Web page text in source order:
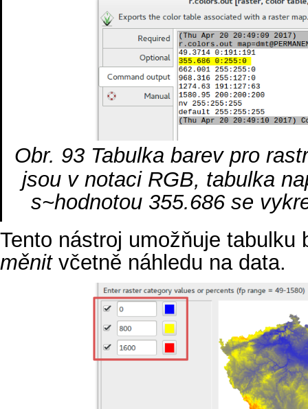
Obr. 93 Tabulka barev pro
jsou v notaci RGB, tabulka
s~hodnotou 355.686 se
Tento nástroj umožňuje
měnitvčetně náhledu na data.